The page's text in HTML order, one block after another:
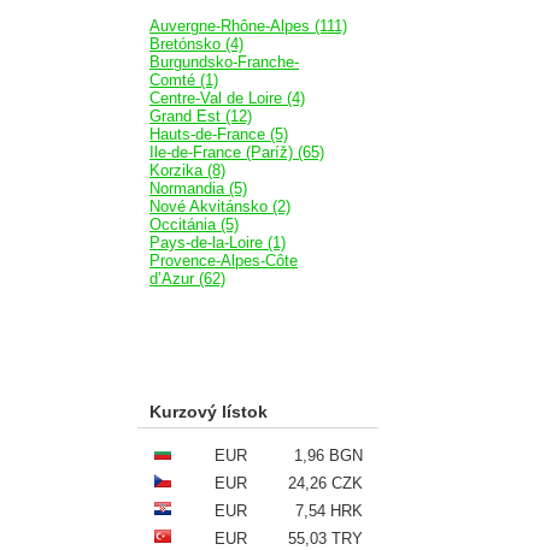
Auvergne-Rhône-Alpes (111)
Bretónsko (4)
Burgundsko-Franche-
Comté (1)
Centre-Val de Loire (4)
Grand Est (12)
Hauts-de-France (5)
Ile-de-France (Paríž) (65)
Korzika (8)
Normandia (5)
Nové Akvitánsko (2)
Occitánia (5)
Pays-de-la-Loire (1)
Provence-Alpes-Côte
d’Azur (62)
Kurzový lístok
EUR
1,96 BGN
EUR
24,26 CZK
EUR
7,54 HRK
EUR
55,03 TRY